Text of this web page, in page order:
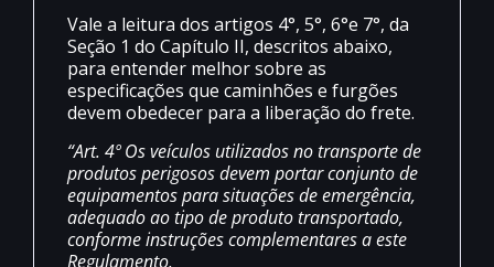
Vale a leitura dos artigos 4°, 5°, 6°e 7°, da
Seção 1 do Capítulo II, descritos abaixo,
para entender melhor sobre as
especificações que caminhões e furgões
devem obedecer para a liberação do frete.
“Art. 4º Os veículos utilizados no transporte de
produtos perigosos devem portar conjunto de
equipamentos para situações de emergência,
adequado ao tipo de produto transportado,
conforme instruções complementares a este
Regulamento.